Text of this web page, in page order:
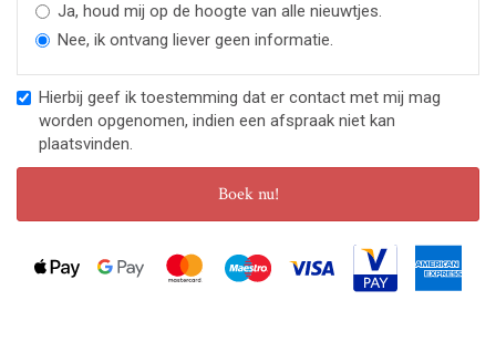
Ja, houd mij op de hoogte van alle nieuwtjes.
Nee, ik ontvang liever geen informatie.
Hierbij geef ik toestemming dat er contact met mij mag
worden opgenomen, indien een afspraak niet kan
plaatsvinden.
Boek nu!